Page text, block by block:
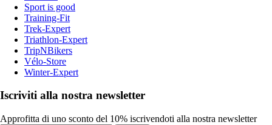
Sport is good
Training-Fit
Trek-Expert
Triathlon-Expert
TripNBikers
Vélo-Store
Winter-Expert
Iscriviti alla nostra newsletter
Approfitta di uno sconto del 10% iscrivendoti alla nostra newsletter